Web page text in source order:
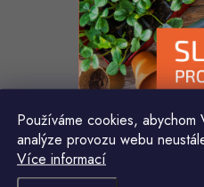
Používáme cookies,
analýze provozu webu
Více informací